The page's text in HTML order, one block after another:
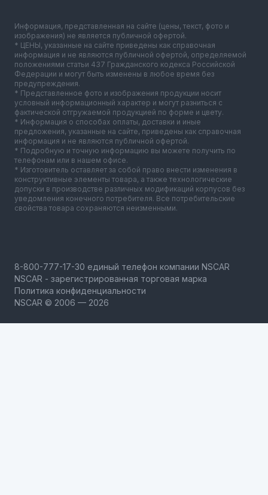
Информация, представленная на сайте (цены, текст, фото и
изображения) не является публичной офертой.
* ЦЕНЫ, указанные на сайте приведены как справочная
информация и не являются публичной офертой, определяемой
положениями статьи 437 Гражданского кодекса Российской
Федерации и могут быть изменены в любое время без
предупреждения.
* Представленное фото и изображения продукции носит
условный информационный характер и могут разниться с
фактической отгружаемой продукцией по форме и цвету.
* Информация о способах оплаты, доставки и иные
предложения, указанные на сайте, приведены как справочная
информация и не являются публичной офертой.
* Подробную и точную информацию вы можете получить по
телефонам или в нашем офисе.
* Изготовитель оставляет за собой право внести изменения в
конструктивные элементы товара, а также технологические
допуски в производстве различных модификаций корпусов без
уведомления конечного потребителя. Все потребительские
свойства товара сохраняются неизменными.
NSCAR - зарегистрированная торговая марка
Политика конфиденциальности
NSCAR © 2006 — 2026